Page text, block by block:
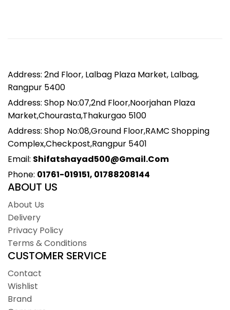
Address: 2nd Floor, Lalbag Plaza Market, Lalbag,
Rangpur 5400
Address: Shop No:07,2nd Floor,Noorjahan Plaza
Market,Chourasta,Thakurgao 5100
Address: Shop No:08,Ground Floor,RAMC Shopping
Complex,Checkpost,Rangpur 5401
Email: Shifatshayad500@gmail.com
Phone: 01761-019151, 01788208144
ABOUT US
About Us
Delivery
Privacy Policy
Terms & Conditions
CUSTOMER SERVICE
Contact
Wishlist
Brand